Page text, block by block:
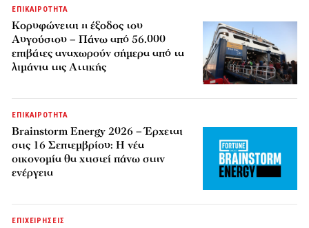
ΕΠΙΚΑΙΡΟΤΗΤΑ
Κορυφώνεται η έξοδος του
Αυγούστου – Πάνω από 56.000
επιβάτες αναχωρούν σήμερα από τα
λιμάνια της Αττικής
ΕΠΙΚΑΙΡΟΤΗΤΑ
Brainstorm Energy 2026 – Έρχεται
στις 16 Σεπτεμβρίου: Η νέα
οικονομία θα χτιστεί πάνω στην
ενέργεια
ΕΠΙΧΕΙΡΗΣΕΙΣ